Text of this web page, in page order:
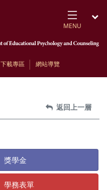
MENU
下載專區 網站導覽
返回上一層
獎學金
學務表單